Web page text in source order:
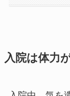
入院は体力